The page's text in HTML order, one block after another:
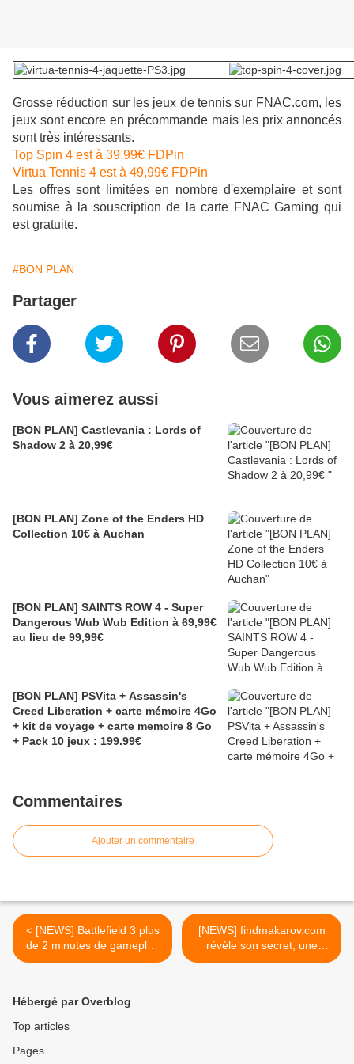
Grosse réduction sur les jeux de tennis sur FNAC.com, les
jeux sont encore en précommande mais les prix annoncés
sont très intéressants.
Top Spin 4 est à 39,99€ FDPin
Virtua Tennis 4 est à 49,99€ FDPin
Les offres sont limitées en nombre d'exemplaire et sont
soumise à la souscription de la carte FNAC Gaming qui
est gratuite.
#BON PLAN
Partager
Vous aimerez aussi
[BON PLAN] Castlevania : Lords of
Shadow 2 à 20,99€
[BON PLAN] Zone of the Enders HD
Collection 10€ à Auchan
[BON PLAN] SAINTS ROW 4 - Super
Dangerous Wub Wub Edition à 69,99€
au lieu de 99,99€
[BON PLAN] PSVita + Assassin's
Creed Liberation + carte mémoire 4Go
+ kit de voyage + carte memoire 8 Go
+ Pack 10 jeux : 199.99€
Commentaires
Ajouter un commentaire
< [NEWS] Battlefield 3 plus
de 2 minutes de gameplay
en vidéo
[NEWS] findmakarov.com
révèle son secret, une
vidéo inspirée de Call Of
Hébergé par Overblog
Top articles
Pages